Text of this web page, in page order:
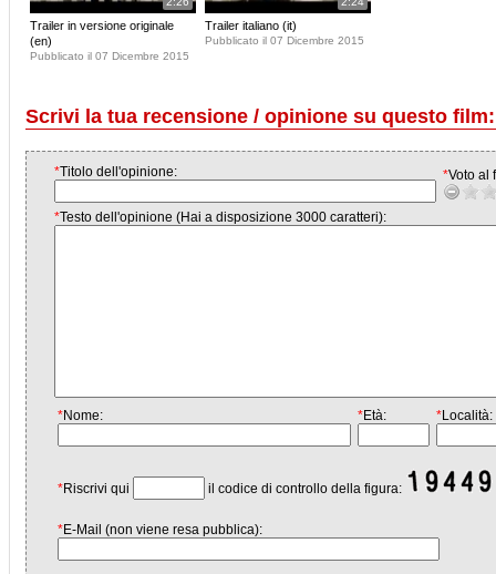
Trailer in versione originale
(en)
Pubblicato il 07 Dicembre 2015
Trailer italiano (it)
Pubblicato il 07 Dicembre 2015
Scrivi la tua recensione / opinione su questo
*Titolo dell'opinione: *Voto al
*Testo dell'opinione (Hai a disposizione 3000 caratteri):
*Nome: *Età: *Località:
*Riscrivi qui il codice di controllo della figura:
*E-Mail (non viene resa pubblica):